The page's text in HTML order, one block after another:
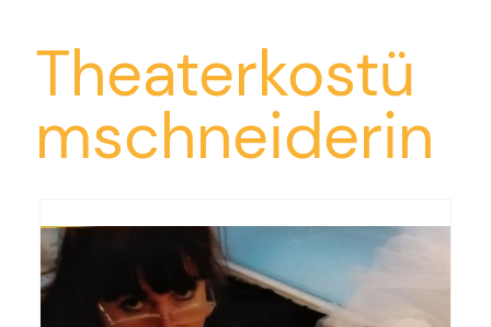
Theaterkostü
mschneiderin